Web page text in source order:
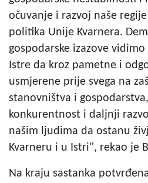
očuvanje i razvoj naše
politika Unije Kvarnera.
gospodarske izazove
Istre da kroz pametne i
usmjerene prije svega na
stanovništva i
konkurentnost i daljnji
našim ljudima da ostanu
Kvarneru i u Istri", rekao je
Na kraju sastanka